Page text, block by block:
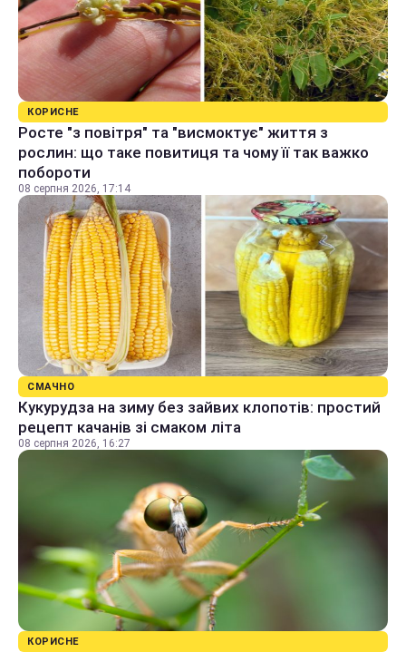
КОРИСНЕ
Росте "з повітря" та "висмоктує" життя з
рослин: що таке повитиця та чому її так важко
побороти
08 серпня 2026, 17:14
СМАЧНО
Кукурудза на зиму без зайвих клопотів: простий
рецепт качанів зі смаком літа
08 серпня 2026, 16:27
КОРИСНЕ